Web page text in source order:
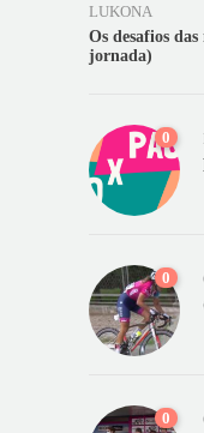
LUKONA
Os desafios
jornada)
0
0
0